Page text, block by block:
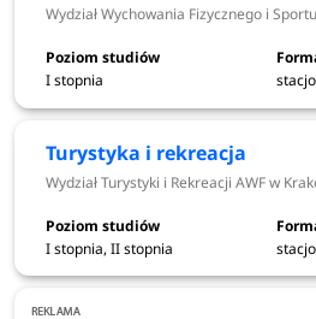
Akademia
w Krakowie kierunki
2026/2027
rekrutacji 2026/2027 oferuje
kierunkach studiów w ramach
Wydział Wychowania Fizycznego i
I stopnia
Turystyka i rekreacja
Wydział Turystyki i Rekreacji AWF w
I stopnia, II stopnia